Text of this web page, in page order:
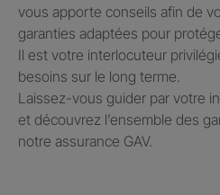
vous apporte conseils afin de
garanties adaptées pour
Il est votre interlocuteur
besoins sur le long terme.
Laissez-vous guider par votre
et découvrez l’ensemble des
notre assurance GAV.